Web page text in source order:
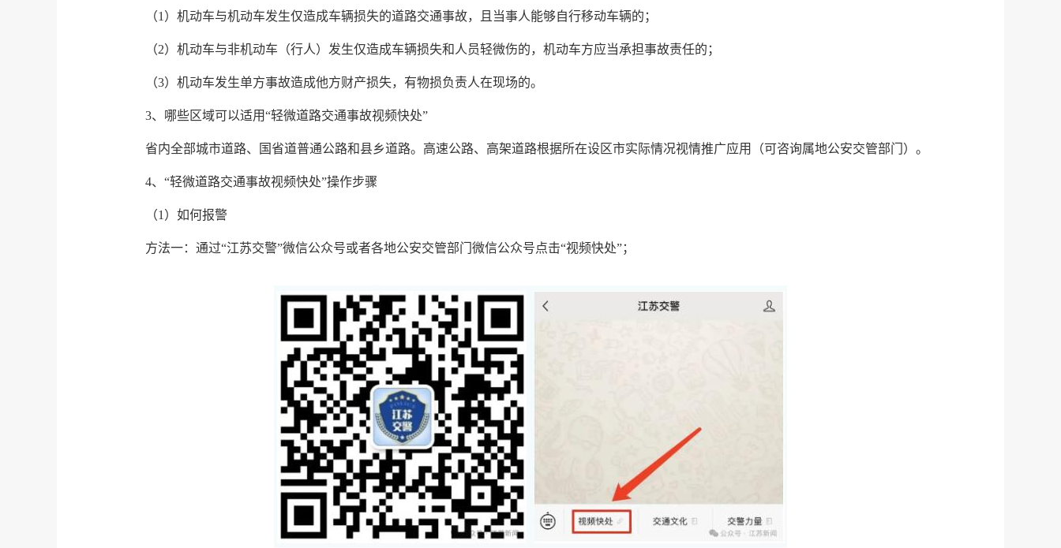
（1）机动车与机动车发生仅造成车辆损失的道路交通事故，且当事人能够自行移动车辆的；
（2）机动车与非机动车（行人）发生仅造成车辆损失和人员轻微伤的，机动车方应当承担事故责任的；
（3）机动车发生单方事故造成他方财产损失，有物损负责人在现场的。
3、哪些区域可以适用“轻微道路交通事故视频快处”
省内全部城市道路、国省道普通公路和县乡道路。高速公路、高架道路根据所在设区市实际情况视情推广应用（可咨询属地公安交管部门）。
4、“轻微道路交通事故视频快处”操作步骤
（1）如何报警
方法一：通过“江苏交警”微信公众号或者各地公安交管部门微信公众号点击“视频快处”；